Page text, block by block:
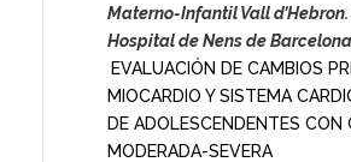
Materno-Infantil Vall d’Hebron.
Hospital de Nens de
EVALUACIÓN DE CAMBIOS
MIOCARDIO Y SISTEMA
DE ADOLESCENDENTES CON
MODERADA-SEVERA